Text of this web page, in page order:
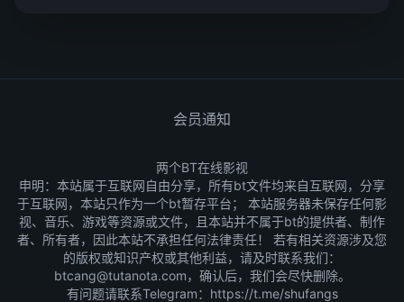
会员通知
两个BT在线影视
申明：本站属于互联网自由分享，所有bt文件均来自互联网，分享
于互联网，本站只作为一个bt暂存平台； 本站服务器未保存任何影
视、音乐、游戏等资源或文件，且本站并不属于bt的提供者、制作
者、所有者，因此本站不承担任何法律责任！ 若有相关资源涉及您
的版权或知识产权或其他利益，请及时联系我们：
btcang@tutanota.com，确认后，我们会尽快删除。
有问题请联系Telegram： https://t.me/shufangs